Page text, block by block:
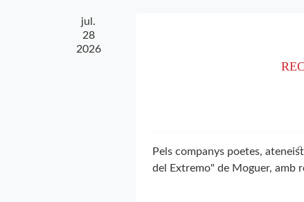
jul.
28
2026
Pels companys poetes,
del Extremo" de Moguer, amb